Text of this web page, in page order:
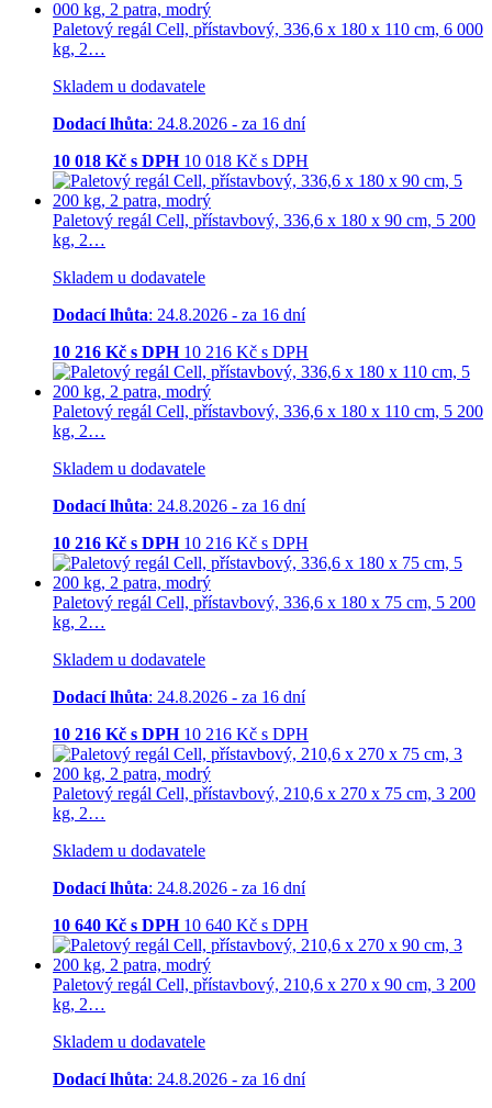
Paletový regál Cell, přístavbový, 336,6 x 180 x 110 cm, 6 000
kg, 2…
Skladem u dodavatele
Dodací lhůta: 24.8.2026 - za 16 dní
10 018 Kč s DPH 10 018 Kč s DPH
Paletový regál Cell, přístavbový, 336,6 x 180 x 90 cm, 5 200
kg, 2…
Skladem u dodavatele
Dodací lhůta: 24.8.2026 - za 16 dní
10 216 Kč s DPH 10 216 Kč s DPH
Paletový regál Cell, přístavbový, 336,6 x 180 x 110 cm, 5 200
kg, 2…
Skladem u dodavatele
Dodací lhůta: 24.8.2026 - za 16 dní
10 216 Kč s DPH 10 216 Kč s DPH
Paletový regál Cell, přístavbový, 336,6 x 180 x 75 cm, 5 200
kg, 2…
Skladem u dodavatele
Dodací lhůta: 24.8.2026 - za 16 dní
10 216 Kč s DPH 10 216 Kč s DPH
Paletový regál Cell, přístavbový, 210,6 x 270 x 75 cm, 3 200
kg, 2…
Skladem u dodavatele
Dodací lhůta: 24.8.2026 - za 16 dní
10 640 Kč s DPH 10 640 Kč s DPH
Paletový regál Cell, přístavbový, 210,6 x 270 x 90 cm, 3 200
kg, 2…
Skladem u dodavatele
Dodací lhůta: 24.8.2026 - za 16 dní